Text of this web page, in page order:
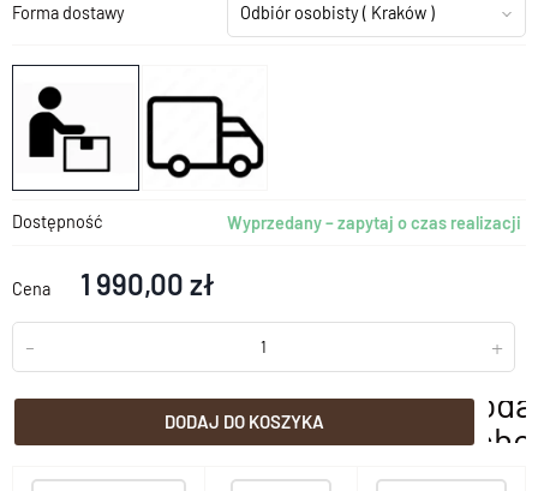
Forma dostawy Odbiór osobisty( Kraków )
Dostępność Wyprzedany – zapytaj o czas realizacji
Cena 1 990,00 zł
- +
DODAJ DO KOSZYKA